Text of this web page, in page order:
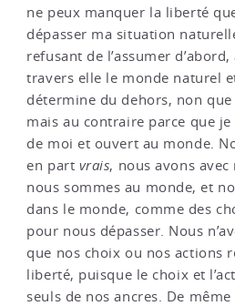
ne peux manquer la liberté
dépasser ma situation
refusant de l’assumer
travers elle le monde naturel
détermine du dehors, non
mais au contraire parce que je
de moi et ouvert au monde.
en part vrais, nous avons
nous sommes au monde, et
dans le monde, comme des
pour nous dépasser. Nous
que nos choix ou nos actions
liberté, puisque le choix et
seuls de nos ancres. De